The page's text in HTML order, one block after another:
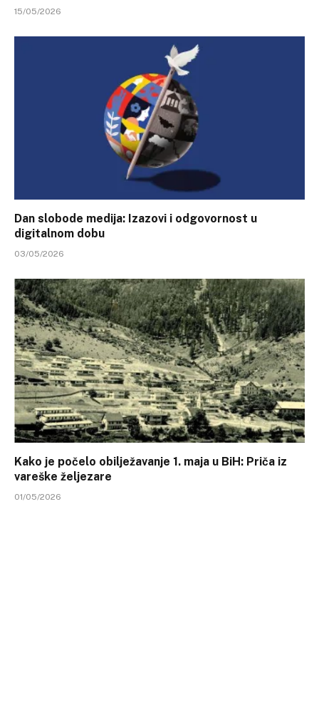
15/05/2026
Dan slobode medija: Izazovi i odgovornost u
digitalnom dobu
03/05/2026
Kako je počelo obilježavanje 1. maja u BiH: Priča iz
vareške željezare
01/05/2026